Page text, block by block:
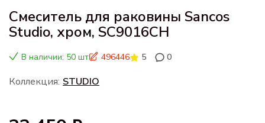
Смеситель для раковины Sancos
Studio, хром, SC9016CH
В наличии: 50 шт 496446 5 0
Коллекция: STUDIO